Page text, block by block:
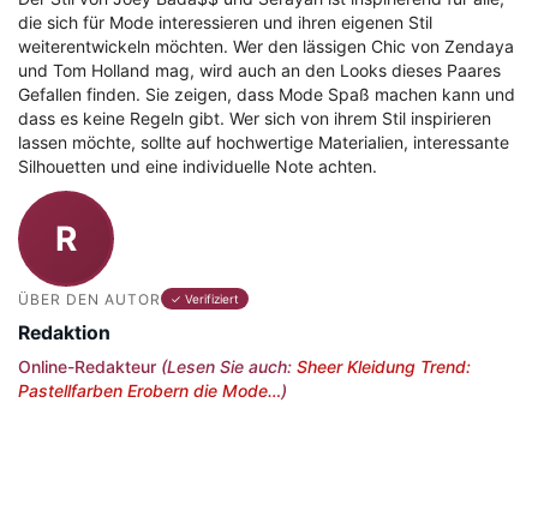
die sich für Mode interessieren und ihren eigenen Stil
weiterentwickeln möchten. Wer den lässigen Chic von Zendaya
und Tom Holland mag, wird auch an den Looks dieses Paares
Gefallen finden. Sie zeigen, dass Mode Spaß machen kann und
dass es keine Regeln gibt. Wer sich von ihrem Stil inspirieren
lassen möchte, sollte auf hochwertige Materialien, interessante
Silhouetten und eine individuelle Note achten.
R
ÜBER DEN AUTOR ✓ Verifiziert
Redaktion
Online-Redakteur (Lesen Sie auch: Sheer Kleidung Trend:
Pastellfarben Erobern die Mode…)